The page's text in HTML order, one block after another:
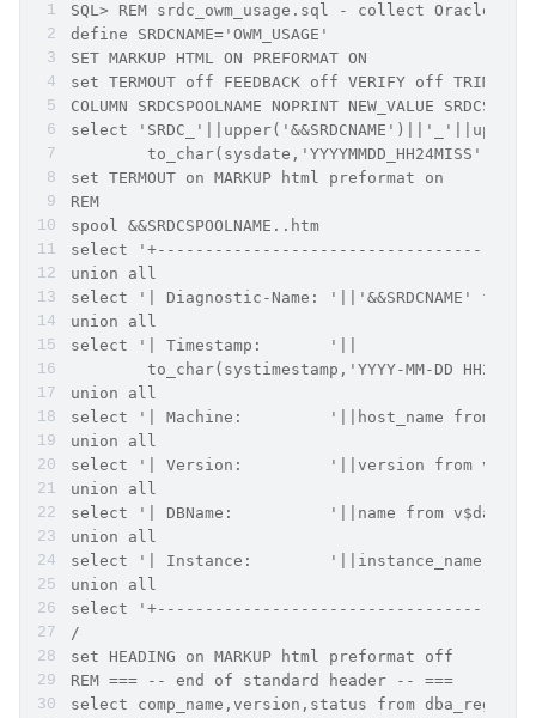
SQL> REM srdc_owm_usage.sql - collect Oracle
define SRDCNAME='OWM_USAGE'
SET MARKUP HTML ON PREFORMAT ON
set TERMOUT off FEEDBACK off VERIFY off
COLUMN SRDCSPOOLNAME NOPRINT NEW_VALUE
select
to_char(sysdate,'YYYYMMDD_HH24MISS')
set TERMOUT on MARKUP html preformat on
REM
spool &&SRDCSPOOLNAME..htm
select
union all
select '| Diagnostic-Name: '||'&&SRDCNAME' from
union all
select '| Timestamp:       '||
to_char(systimestamp,'YYYY-MM-DD
union all
select '| Machine:         '||host_name from
union all
select '| Version:         '||version from
union all
select '| DBName:          '||name from
union all
select '| Instance:        '||instance_name from
union all
select
/
set HEADING on MARKUP html preformat off
REM === -- end of standard header -- ===
select comp_name,version,status from